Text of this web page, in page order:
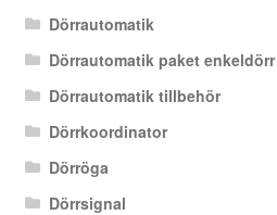
Dörrautomatik
Dörrautomatik paket enkeldörr
Dörrautomatik tillbehör
Dörrkoordinator
Dörröga
Dörrsignal